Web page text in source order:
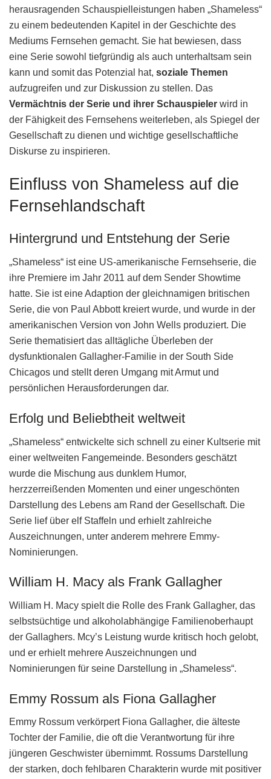
herausragenden Schauspielleistungen haben „Shameless“
zu einem bedeutenden Kapitel in der Geschichte des
Mediums Fernsehen gemacht. Sie hat bewiesen, dass
eine Serie sowohl tiefgründig als auch unterhaltsam sein
kann und somit das Potenzial hat, soziale Themen
aufzugreifen und zur Diskussion zu stellen. Das
Vermächtnis der Serie und ihrer Schauspieler wird in
der Fähigkeit des Fernsehens weiterleben, als Spiegel der
Gesellschaft zu dienen und wichtige gesellschaftliche
Diskurse zu inspirieren.
Einfluss von Shameless auf die
Fernsehlandschaft
Hintergrund und Entstehung der Serie
„Shameless“ ist eine US-amerikanische Fernsehserie, die
ihre Premiere im Jahr 2011 auf dem Sender Showtime
hatte. Sie ist eine Adaption der gleichnamigen britischen
Serie, die von Paul Abbott kreiert wurde, und wurde in der
amerikanischen Version von John Wells produziert. Die
Serie thematisiert das alltägliche Überleben der
dysfunktionalen Gallagher-Familie in der South Side
Chicagos und stellt deren Umgang mit Armut und
persönlichen Herausforderungen dar.
Erfolg und Beliebtheit weltweit
„Shameless“ entwickelte sich schnell zu einer Kultserie mit
einer weltweiten Fangemeinde. Besonders geschätzt
wurde die Mischung aus dunklem Humor,
herzzerreißenden Momenten und einer ungeschönten
Darstellung des Lebens am Rand der Gesellschaft. Die
Serie lief über elf Staffeln und erhielt zahlreiche
Auszeichnungen, unter anderem mehrere Emmy-
Nominierungen.
William H. Macy als Frank Gallagher
William H. Macy spielt die Rolle des Frank Gallagher, das
selbstsüchtige und alkoholabhängige Familienoberhaupt
der Gallaghers. Mcy’s Leistung wurde kritisch hoch gelobt,
und er erhielt mehrere Auszeichnungen und
Nominierungen für seine Darstellung in „Shameless“.
Emmy Rossum als Fiona Gallagher
Emmy Rossum verkörpert Fiona Gallagher, die älteste
Tochter der Familie, die oft die Verantwortung für ihre
jüngeren Geschwister übernimmt. Rossums Darstellung
der starken, doch fehlbaren Charakterin wurde mit positiver